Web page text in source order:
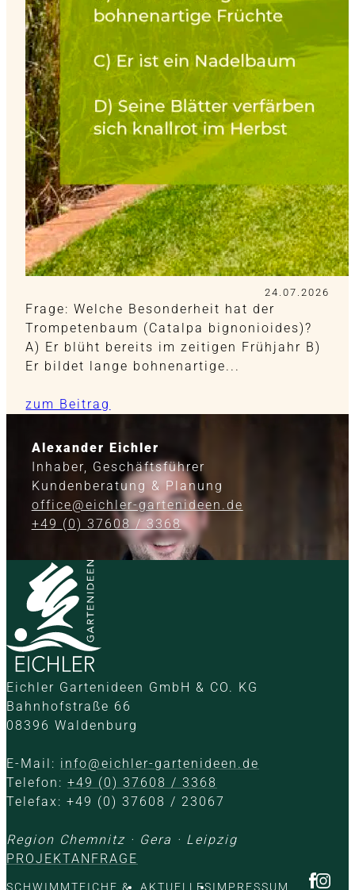
24.07.2026
Frage: Welche Besonderheit hat der
Trompetenbaum (Catalpa bignonioides)?
A) Er blüht bereits im zeitigen Frühjahr B)
Er bildet lange bohnenartige...
zum Beitrag
Alexander Eichler
Inhaber, Geschäftsführer
Kundenberatung & Planung
office@eichler-gartenideen.de
+49 (0) 37608 / 3368
Eichler Gartenideen GmbH & CO. KG
Bahnhofstraße 66
08396 Waldenburg
E-Mail: info@eichler-gartenideen.de
Telefon: +49 (0) 37608 / 3368
Telefax: +49 (0) 37608 / 23067
Region Chemnitz · Gera · Leipzig
PROJEKTANFRAGE
SCHWIMMTEICHE & AKTUELLESIMPRESSUM